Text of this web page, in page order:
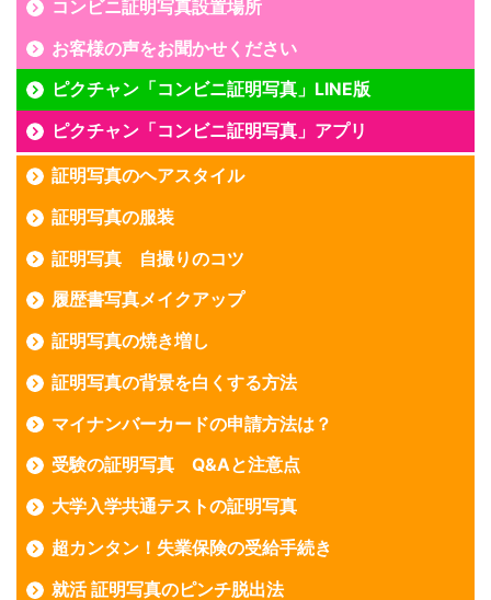
コンビニ証明写真設置場所
お客様の声をお聞かせください
ピクチャン「コンビニ証明写真」LINE版
ピクチャン「コンビニ証明写真」アプリ
証明写真のヘアスタイル
証明写真の服装
証明写真 自撮りのコツ
履歴書写真メイクアップ
証明写真の焼き増し
証明写真の背景を白くする方法
マイナンバーカードの申請方法は？
受験の証明写真 Q&Aと注意点
大学入学共通テストの証明写真
超カンタン！失業保険の受給手続き
就活 証明写真のピンチ脱出法